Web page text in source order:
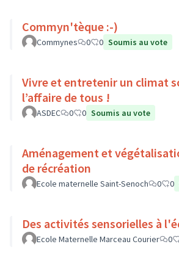
Commyn'tèque :-)
Commynes 0 0 Soumis au vote
Vivre et entretenir un climat
l’affaire de tous !
ASDEC 0 0 Soumis au vote
Aménagement et
de récréation
Ecole maternelle Saint-Senoch 0 0
Des activités sensorielles à
Ecole Maternelle Marceau Courier 0